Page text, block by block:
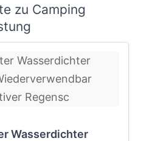
zu Camping
Wasserdichter